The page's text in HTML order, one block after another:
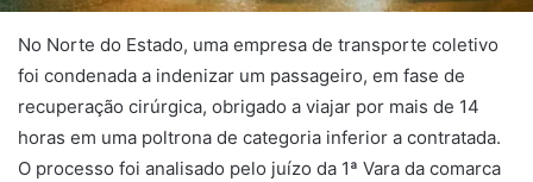
No Norte do Estado, uma empresa de transporte coletivo
foi condenada a indenizar um passageiro, em fase de
recuperação cirúrgica, obrigado a viajar por mais de 14
horas em uma poltrona de categoria inferior a contratada.
O processo foi analisado pelo juízo da 1ª Vara da comarca